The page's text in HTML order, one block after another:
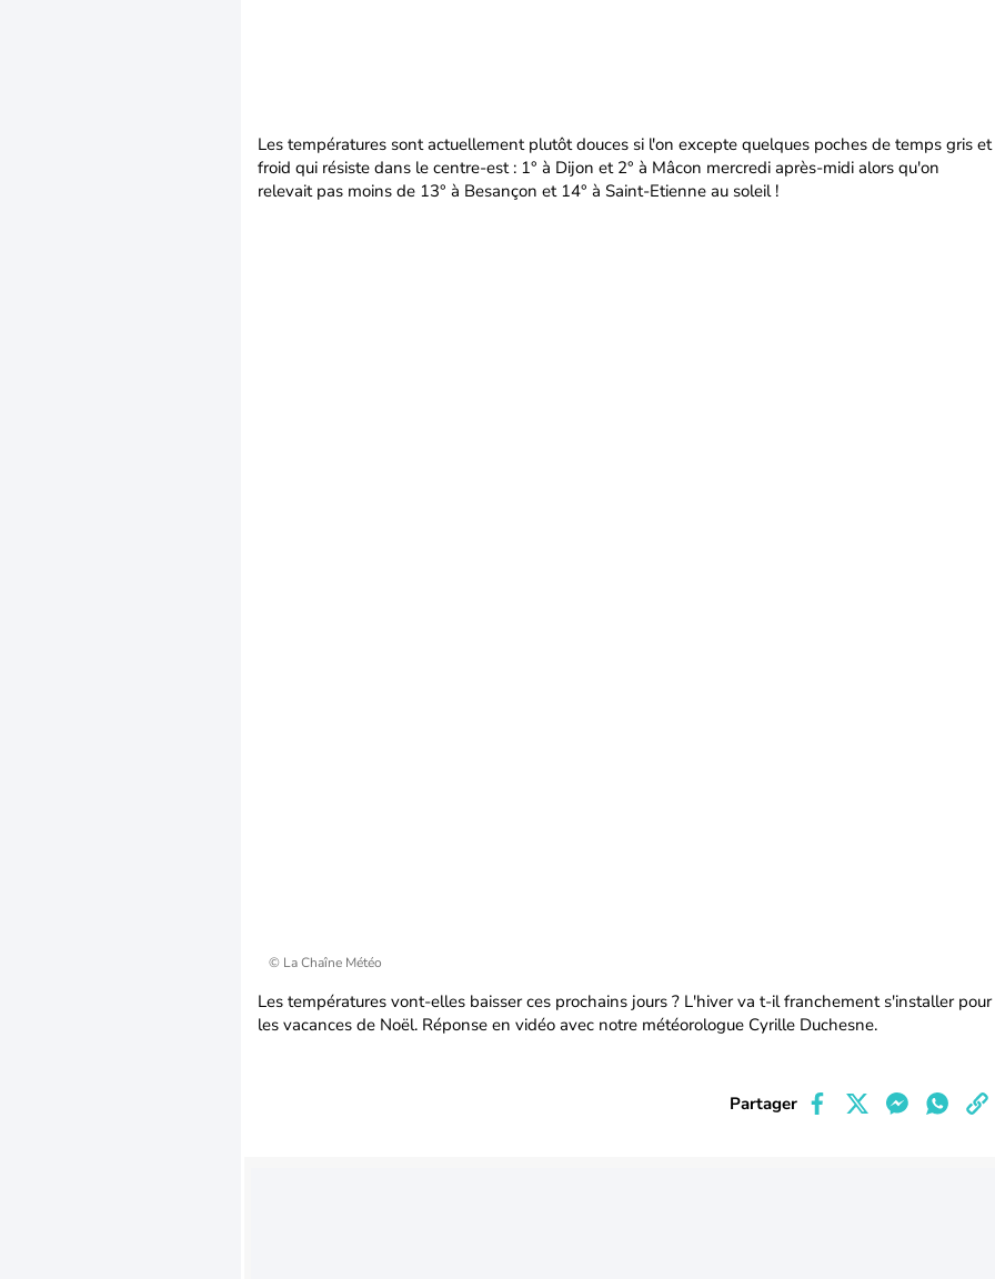
Les températures sont actuellement plutôt douces si l'on excepte quelques poches de temps gris et
froid qui résiste dans le centre-est : 1° à Dijon et 2° à Mâcon mercredi après-midi alors qu'on
relevait pas moins de 13° à Besançon et 14° à Saint-Etienne au soleil !
© La Chaîne Météo
Les températures vont-elles baisser ces prochains jours ? L'hiver va t-il franchement s'installer pour
les vacances de Noël. Réponse en vidéo avec notre météorologue Cyrille Duchesne.
Partager